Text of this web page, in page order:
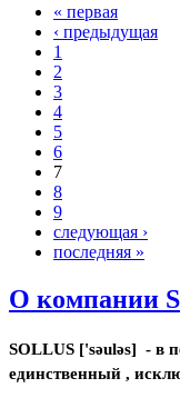
« первая
‹ предыдущая
1
2
3
4
5
6
7
8
9
следующая ›
последняя »
О компании
SOLLUS ['səuləs] - в
единственный ,